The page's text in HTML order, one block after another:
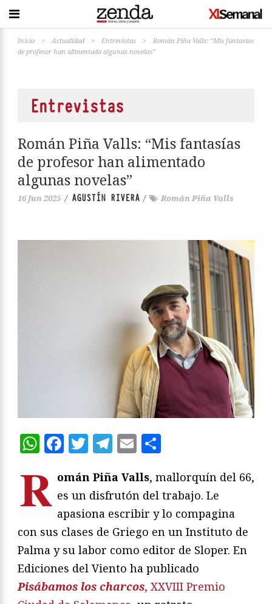
Inicio > Actualidad > Entrevistas >
Román Piña Valls: “Mis fantasías
de profesor han alimentado algunas novelas”
Entrevistas
Román Piña Valls: “Mis fantasías
de profesor han alimentado
algunas novelas”
16 Jun 2025 / AGUSTÍN RIVERA / Román Piña Valls
WhatsApp
Facebook
Twitter
Telegram
Email
R omán Piña Valls, mallorquín del 66,
es un disfrutón del trabajo. Le
apasiona escribir y lo compagina
con sus clases de Griego en un Instituto de
Palma y su labor como editor de Sloper. En
Ediciones del Viento ha publicado
Pisábamos los charcos, XXVIII Premio